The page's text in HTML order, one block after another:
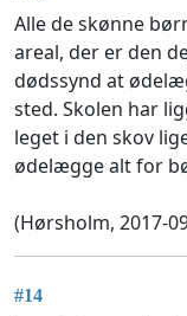
Alle de skønne
areal, der er den
dødssynd at
sted. Skolen har
leget i den skov
ødelægge alt for
(Hørsholm, 2017-
#14